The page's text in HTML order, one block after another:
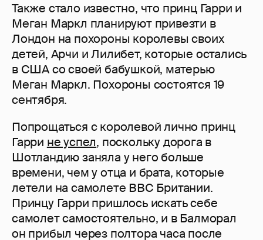
Также стало известно, что принц Гарри и
Меган Маркл планируют привезти в
Лондон на похороны королевы своих
детей, Арчи и Лилибет, которые остались
в США со своей бабушкой, матерью
Меган Маркл. Похороны состоятся 19
сентября.
Попрощаться с королевой лично принц
Гарри не успел, поскольку дорога в
Шотландию заняла у него больше
времени, чем у отца и брата, которые
летели на самолете ВВС Британии.
Принцу Гарри пришлось искать себе
самолет самостоятельно, и в Балморал
он прибыл через полтора часа после